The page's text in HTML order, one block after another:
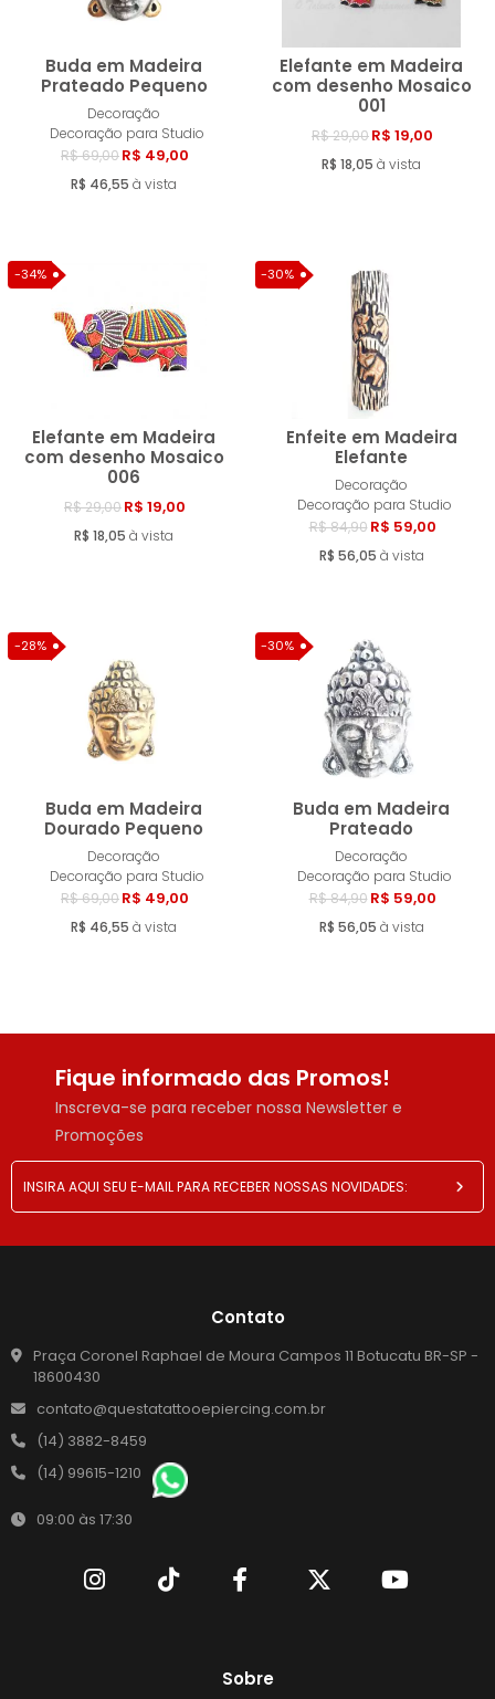
Buda em Madeira
Prateado Pequeno
Decoração
Decoração para Studio
R$ 69,00R$ 49,00
R$ 46,55 à vista
Comprar
Elefante em Madeira
com desenho Mosaico
001
R$ 29,00R$ 19,00
R$ 18,05 à vista
-34%
Elefante em Madeira
com desenho Mosaico
006
R$ 29,00R$ 19,00
R$ 18,05 à vista
Comprar
-30%
Enfeite em Madeira
Elefante
Decoração
Decoração para Studio
R$ 84,90 R$ 59,00
R$ 56,05 à vista
-28%
Buda em Madeira
Dourado Pequeno
Decoração
Decoração para Studio
R$ 69,00R$ 49,00
R$ 46,55 à vista
Esgotado
-30%
Buda em Madeira
Prateado
Decoração
Decoração para Studio
R$ 84,90 R$ 59,00
R$ 56,05 à vista
Fique informado das Promos!
Inscreva-se para receber nossa Newsletter e
Promoções
Contato
Praça Coronel Raphael de Moura Campos 11 Botucatu BR-SP -
18600430
contato@questatattooepiercing.com.br
(14) 3882-8459
(14) 99615-1210
09:00 às 17:30
Sobre